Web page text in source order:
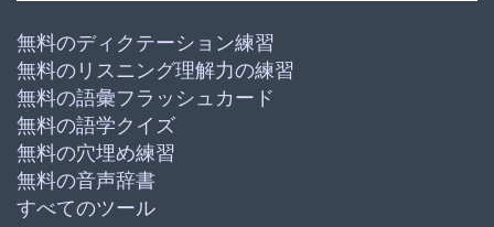
無料のディクテーション練習
無料のリスニング理解力の練習
無料の語彙フラッシュカード
無料の語学クイズ
無料の穴埋め練習
無料の音声辞書
すべてのツール